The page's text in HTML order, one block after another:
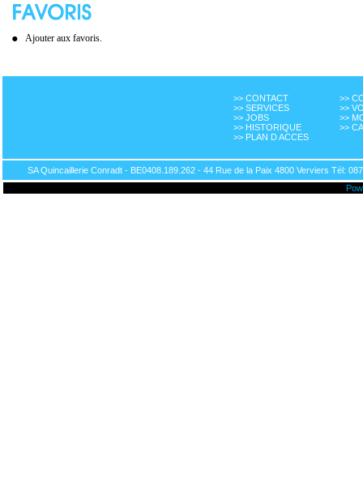
Ajouter aux favoris.
>> CONTACT
>> SERVICES
>> JOBS
>> HISTORIQUE
>> PLAN D ACCES
>>
>>
>>
>>
SA Quincaillerie Conradt - BE0408.189.262 - 44 Rue de la Paix 4800 Verviers Tél: